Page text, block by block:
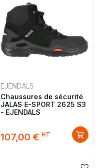
EJENDALS
Chaussures de sécurité
JALAS E-SPORT 2625 S3
- EJENDALS
107,00 € HT